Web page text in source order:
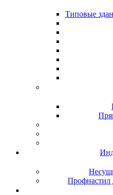
Типовые
Профнастил